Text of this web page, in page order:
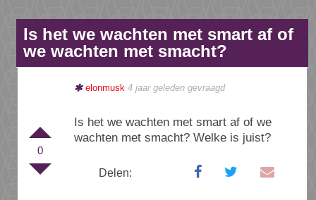
Is het we wachten met smart af of
we wachten met smacht?
0
elonmusk 4 jaar geleden gevraagd
Is het we wachten met smart af of we
wachten met smacht? Welke is juist?
Delen: